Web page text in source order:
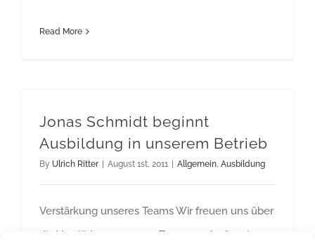
Read More
Jonas Schmidt beginnt
Ausbildung in unserem Betrieb
By Ulrich Ritter August 1st, 2011 Allgemein, Ausbildung
Verstärkung unseres Teams Wir freuen uns über
die Verstärkung unseres Teams und wünschen